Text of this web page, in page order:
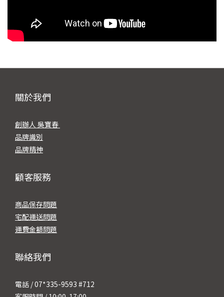
關於我們
創辦人 吳寶春
品牌識別
品牌精神
顧客服務
商品保存問題
宅配運送問題
運費金額問題
聯絡我們
電話 / 07*335-9593 #712